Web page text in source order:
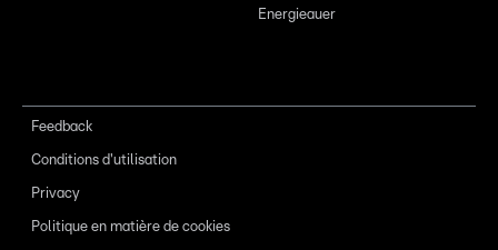
Energieauer
Feedback
Conditions d'utilisation
Privacy
Politique en matière de cookies